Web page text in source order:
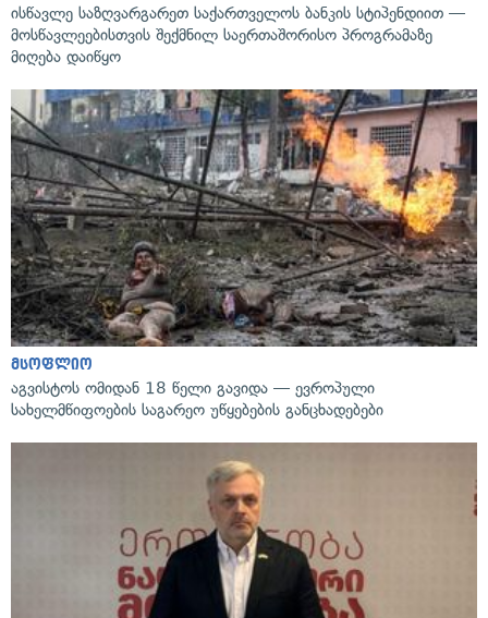
ისწავლე საზღვარგარეთ საქართველოს ბანკის სტიპენდიით —
მოსწავლეებისთვის შექმნილ საერთაშორისო პროგრამაზე
მიღება დაიწყო
მსოფლიო
აგვისტოს ომიდან 18 წელი გავიდა — ევროპული
სახელმწიფოების საგარეო უწყებების განცხადებები